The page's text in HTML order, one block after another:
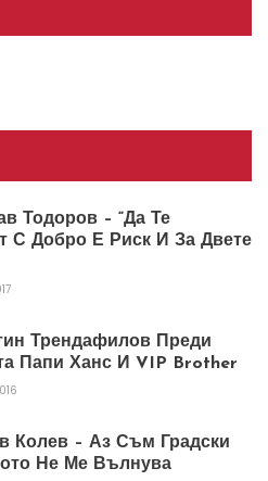
Тодоров – “Да Те
С Добро Е Риск И За Двете
Трендафилов Преди
Папи Ханс И VIP Brother
Колев – Аз Съм Градски
Не Ме Вълнува